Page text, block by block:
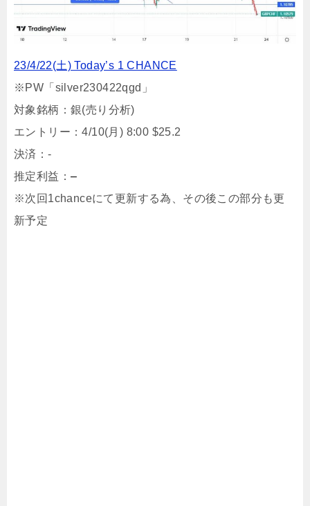
23/4/22(土) Today’s 1 CHANCE
※PW「silver230422qgd」
対象銘柄：銀(売り分析)
エントリー：4/10(月) 8:00 $25.2
決済：-
推定利益： –
※次回1chanceにて更新する為、その後この部分も更
新予定